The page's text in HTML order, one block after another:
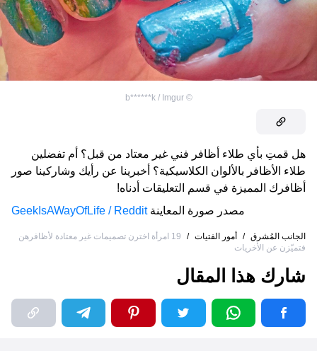
©
b******k / Imgur
هل قمتِ بأي طلاء أظافر فني غير معتاد من قبل؟ أم تفضلين
طلاء الأظافر بالألوان الكلاسيكية؟ أخبرينا عن رأيك وشاركينا صور
أظافرك المميزة في قسم التعليقات أدناه!
مصدر صورة المعاينة GeekIsAWayOfLife / Reddit
الجانب المُشرق / أمور الفتيات /
19 امرأة اخترن تصميمات غير معتادة لأظافرهن
فتميّزن عن الأخريات
شارك هذا المقال